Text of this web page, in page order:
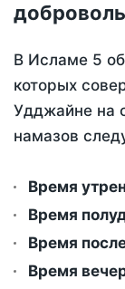
В Исламе 5
которых
Удджайне на
намазов
Время
Время
Время
Время